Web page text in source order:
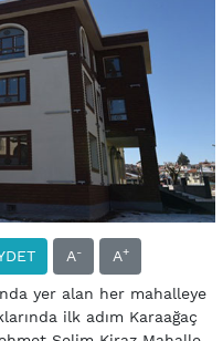
A- A+
yer alan her mahalleye
ilk adım Karaağaç